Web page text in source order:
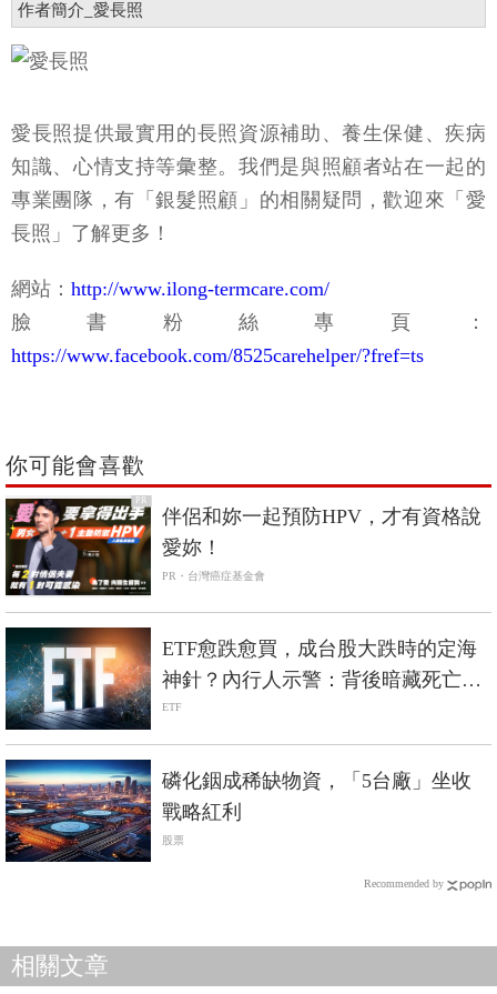
作者簡介_愛長照
愛長照提供最實用的長照資源補助、養生保健、疾病
知識、心情支持等彙整。我們是與照顧者站在一起的
專業團隊，有「銀髮照顧」的相關疑問，歡迎來「愛
長照」了解更多！
網站： http://www.ilong-termcare.com/
臉書粉絲專頁：
https://www.facebook.com/8525carehelper/?fref=ts
你可能會喜歡
PR
伴侶和妳一起預防HPV，才有資格說
愛妳！
PR・台灣癌症基金會
ETF愈跌愈買，成台股大跌時的定海
神針？內行人示警：背後暗藏死亡螺
旋風險
ETF
磷化銦成稀缺物資，「5台廠」坐收
戰略紅利
股票
Recommended by
相關文章